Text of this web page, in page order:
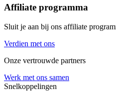
Affiliate programma
Sluit je aan bij ons affiliate
Verdien met ons
Onze vertrouwde partners
Werk met ons samen
Snelkoppelingen